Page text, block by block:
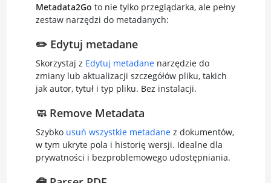
Metadata2Go to nie tylko przeglądarka, ale pełny
zestaw narzędzi do metadanych:
✏️ Edytuj metadane
Skorzystaj z Edytuj metadanenarzędzie do
zmiany lub aktualizacji szczegółów pliku, takich
jak autor, tytuł i typ pliku. Bez instalacji.
🧼 Remove Metadata
Szybko usuń wszystkie metadanez dokumentów,
w tym ukryte pola i historię wersji. Idealne dla
prywatności i bezproblemowego udostępniania.